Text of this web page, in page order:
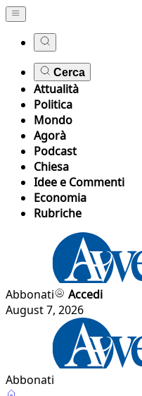
Cerca
Attualità
Politica
Mondo
Agorà
Podcast
Chiesa
Idee e Commenti
Economia
Rubriche
Abbonati
Accedi
August 7, 2026
Abbonati